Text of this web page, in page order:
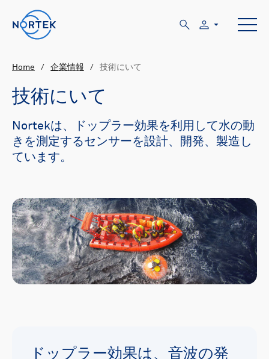
Home / 企業情報 / 技術にいて
技術にいて
Nortekは、ドップラー効果を利用して水の動
きを測定するセンサーを設計、開発、製造し
ています。
ドップラー効果は、音波の発